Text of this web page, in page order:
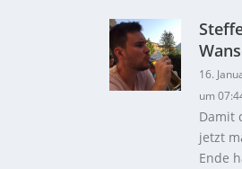
16.
um
Damit
jetzt
Ende